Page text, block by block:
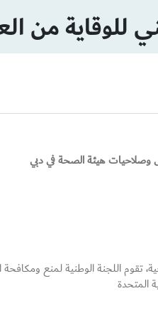
للوقاية من
وصلاحيات هيئة الصحة في دبي
تقوم اللجنة الوطنية لمنع